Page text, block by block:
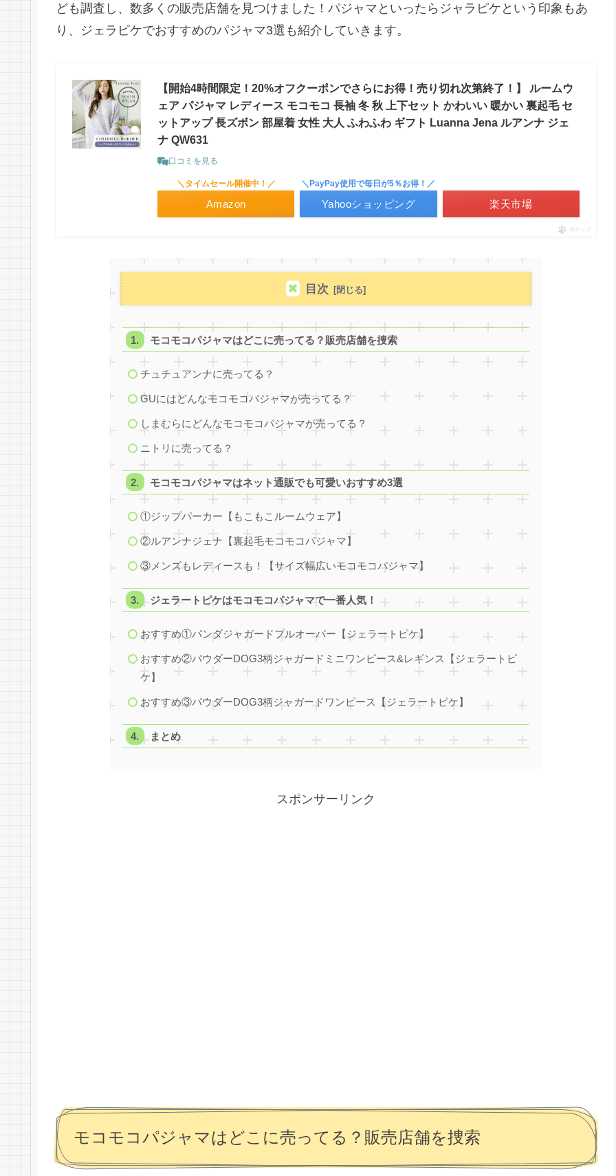
ども調査し、数多くの販売店舗を見つけました！パジャマといったらジャラピケという印象もあ
り、ジェラピケでおすすめのパジャマ3選も紹介していきます。
【開始4時間限定！20%オフクーポンでさらにお得！売り切れ次第終了！】 ルームウ
ェア パジャマ レディース モコモコ 長袖 冬 秋 上下セット かわいい 暖かい 裏起毛 セ
ットアップ 長ズボン 部屋着 女性 大人 ふわふわ ギフト Luanna Jena ルアンナ ジェ
ナ QW631
口コミを見る
＼タイムセール開催中！／
Amazon 楽天市場
＼PayPay使用で毎日が5％お得！／
Yahooショッピング
ポチップ
目次
モコモコパジャマはどこに売ってる？販売店舗を捜索
チュチュアンナに売ってる？
GUにはどんなモコモコパジャマが売ってる？
しまむらにどんなモコモコパジャマが売ってる？
ニトリに売ってる？
モコモコパジャマはネット通販でも可愛いおすすめ3選
①ジップパーカー【もこもこルームウェア】
②ルアンナジェナ【裏起毛モコモコパジャマ】
③メンズもレディースも！【サイズ幅広いモコモコパジャマ】
ジェラートピケはモコモコパジャマで一番人気！
おすすめ①パンダジャガードプルオーバー【ジェラートピケ】
おすすめ②パウダーDOG3柄ジャガードミニワンピース&レギンス【ジェラートピ
ケ】
おすすめ③パウダーDOG3柄ジャガードワンピース【ジェラートピケ】
まとめ
スポンサーリンク
モコモコパジャマはどこに売ってる？販売店舗を捜索